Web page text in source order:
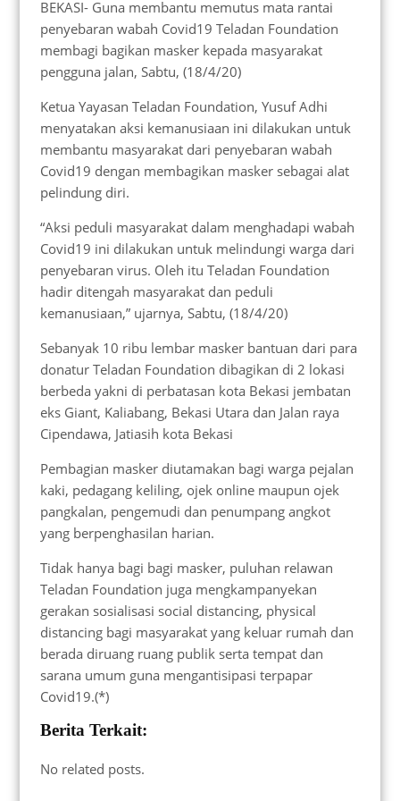
BEKASI- Guna membantu memutus mata rantai
penyebaran wabah Covid19 Teladan Foundation
membagi bagikan masker kepada masyarakat
pengguna jalan, Sabtu, (18/4/20)
Ketua Yayasan Teladan Foundation, Yusuf Adhi
menyatakan aksi kemanusiaan ini dilakukan untuk
membantu masyarakat dari penyebaran wabah
Covid19 dengan membagikan masker sebagai alat
pelindung diri.
“Aksi peduli masyarakat dalam menghadapi wabah
Covid19 ini dilakukan untuk melindungi warga dari
penyebaran virus. Oleh itu Teladan Foundation
hadir ditengah masyarakat dan peduli
kemanusiaan,” ujarnya, Sabtu, (18/4/20)
Sebanyak 10 ribu lembar masker bantuan dari para
donatur Teladan Foundation dibagikan di 2 lokasi
berbeda yakni di perbatasan kota Bekasi jembatan
eks Giant, Kaliabang, Bekasi Utara dan Jalan raya
Cipendawa, Jatiasih kota Bekasi
Pembagian masker diutamakan bagi warga pejalan
kaki, pedagang keliling, ojek online maupun ojek
pangkalan, pengemudi dan penumpang angkot
yang berpenghasilan harian.
Tidak hanya bagi bagi masker, puluhan relawan
Teladan Foundation juga mengkampanyekan
gerakan sosialisasi social distancing, physical
distancing bagi masyarakat yang keluar rumah dan
berada diruang ruang publik serta tempat dan
sarana umum guna mengantisipasi terpapar
Covid19.(*)
Berita Terkait:
No related posts.